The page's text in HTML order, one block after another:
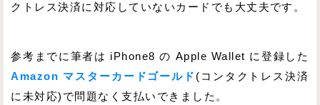
クトレス決済に対応していないカードでも大丈夫です。
参考までに筆者は iPhone8 の Apple Wallet に登録した
Amazon マスターカードゴールド (コンタクトレス決済
に未対応)で問題なく支払いできました。